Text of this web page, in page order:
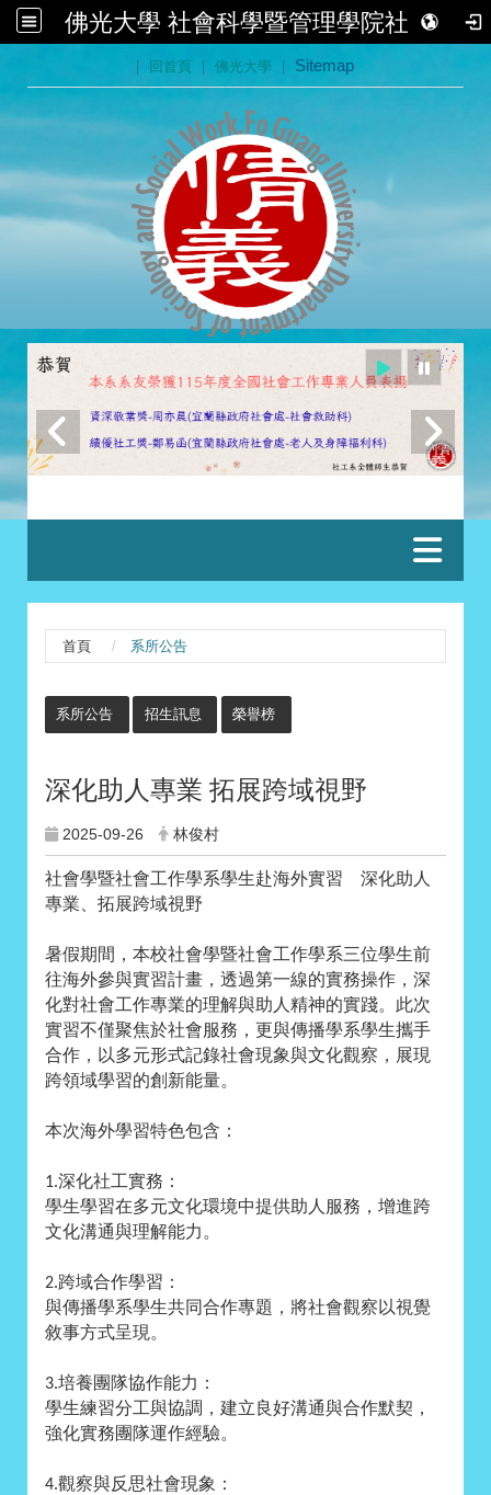
佛光大學 社會科學暨管理學院社會學系
| 回首頁 | 佛光大學 | Sitemap
首頁 系所公告
系所公告 招生訊息 榮譽榜
深化助人專業 拓展跨域視野
2025-09-26 林俊村
社會學暨社會工作學系學生赴海外實習 深化助人
專業、拓展跨域視野
暑假期間，本校社會學暨社會工作學系三位學生前
往海外參與實習計畫，透過第一線的實務操作，深
化對社會工作專業的理解與助人精神的實踐。此次
實習不僅聚焦於社會服務，更與傳播學系學生攜手
合作，以多元形式記錄社會現象與文化觀察，展現
跨領域學習的創新能量。
本次海外學習特色包含：
1.深化社工實務：
學生學習在多元文化環境中提供助人服務，增進跨
文化溝通與理解能力。
2.跨域合作學習：
與傳播學系學生共同合作專題，將社會觀察以視覺
敘事方式呈現。
3.培養團隊協作能力：
學生練習分工與協調，建立良好溝通與合作默契，
強化實務團隊運作經驗。
4.觀察與反思社會現象：